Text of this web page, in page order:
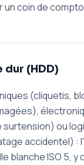
un coin de
dur (HDD)
(cliquetis,
surtension) ou
accidentel) :
blanche ISO 5, y